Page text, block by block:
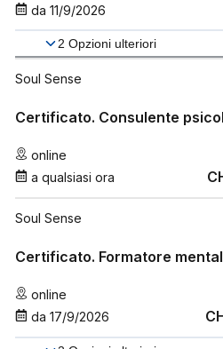
da 11/9/2026
2 Opzioni ulteriori
Soul Sense
Certificato. Consulente
online
a qualsiasi ora
Soul Sense
Certificato. Formatore
online
da 17/9/2026